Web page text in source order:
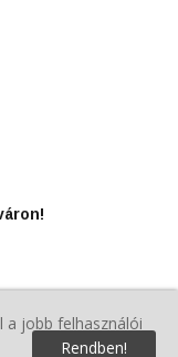
akció
a jobb felhasználói
Rendben!